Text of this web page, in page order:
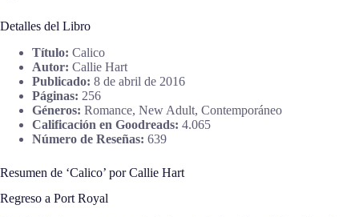
Detalles del Libro
Título: Calico
Autor: Callie Hart
Publicado: 8 de abril de 2016
Páginas: 256
Géneros: Romance, New Adult, Contemporáneo
Calificación en Goodreads: 4.065
Número de Reseñas: 639
Resumen de ‘Calico’ por Callie Hart
Regreso a Port Royal